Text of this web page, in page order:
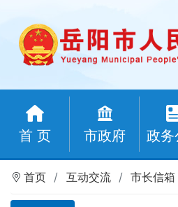
首 页 市政府 政务
首页 互动交流 市长信箱